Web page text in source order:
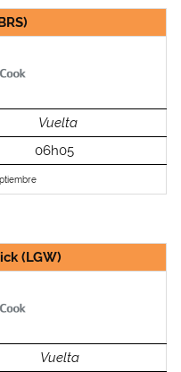
Vuelta
06h05
(LGW)
Vuelta